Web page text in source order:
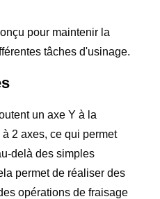
pour maintenir la
tâches d'usinage.
un axe Y à la
2 axes, ce qui permet
delà des simples
permet de réaliser des
opérations de fraisage